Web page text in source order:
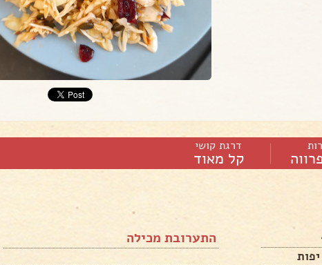
דרגת קושי
קל מאוד
התערובת מכילה